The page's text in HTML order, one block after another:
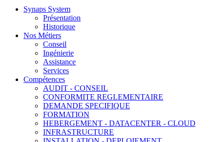
Synaps System
Présentation
Historique
Nos Métiers
Conseil
Ingénierie
Assistance
Services
Compétences
AUDIT - CONSEIL
CONFORMITE REGLEMENTAIRE
DEMANDE SPECIFIQUE
FORMATION
HEBERGEMENT - DATACENTER - CLOUD
INFRASTRUCTURE